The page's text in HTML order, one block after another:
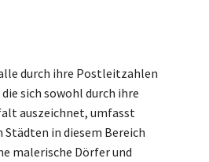
durch ihre Postleitzahlen
sich sowohl durch ihre
auszeichnet, umfasst
in diesem Bereich
malerische Dörfer und